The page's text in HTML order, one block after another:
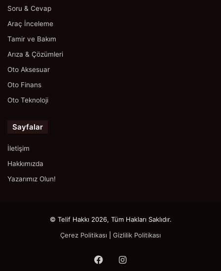
Soru & Cevap
Araç İnceleme
Tamir ve Bakım
Arıza & Çözümleri
Oto Aksesuar
Oto Finans
Oto Teknoloji
Sayfalar
İletişim
Hakkımızda
Yazarımız Olun!
© Telif Hakkı 2026, Tüm Hakları Saklıdır.
Çerez Politikası
Gizlilik Politikası
FacebookInstagram